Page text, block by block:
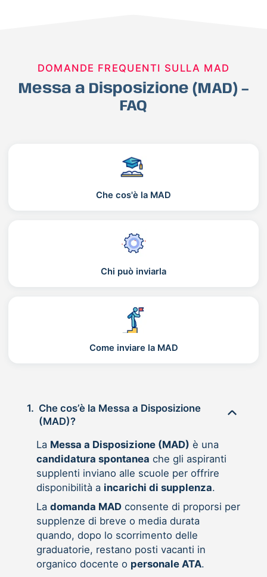
DOMANDE FREQUENTI SULLA MAD
Messa a Disposizione (MAD) –
FAQ
Che cos'è la MAD
Chi può inviarla
Come inviare la MAD
1. Che cos’è la Messa a Disposizione
(MAD)?
La Messa a Disposizione (MAD) è una
candidatura spontanea che gli aspiranti
supplenti inviano alle scuole per offrire
disponibilità a incarichi di supplenza.
La domanda MADconsente di proporsi per
supplenze di breve o media durata
quando, dopo lo scorrimento delle
graduatorie, restano posti vacanti in
organico docente o personale ATA.